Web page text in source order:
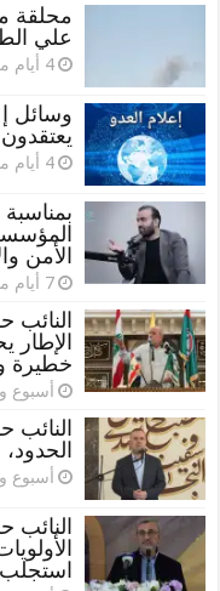
محلقة
علي
‏4 أيام مضت
وسائل
‏4 أيام مضت
الأمن
‏7 أيام مضت
الإطار
خطيرة
النائب
استجلب